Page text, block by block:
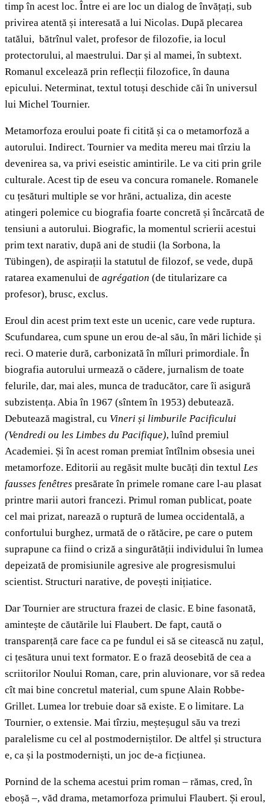
timp în acest loc. Între ei are loc un dialog de învățați, sub
privirea atentă și interesată a lui Nicolas. După plecarea
tatălui, bătrînul valet, profesor de filozofie, ia locul
protectorului, al maestrului. Dar și al mamei, în subtext.
Romanul excelează prin reflecții filozofice, în dauna
epicului. Neterminat, textul totuși deschide căi în universul
lui Michel Tournier.
Metamorfoza eroului poate fi citită și ca o metamorfoză a
autorului. Indirect. Tournier va medita mereu mai tîrziu la
devenirea sa, va privi eseistic amintirile. Le va citi prin grile
culturale. Acest tip de eseu va concura romanele. Romanele
cu țesături multiple se vor hrăni, actualiza, din aceste
atingeri polemice cu biografia foarte concretă și încărcată de
tensiuni a autorului. Biografic, la momentul scrierii acestui
prim text narativ, după ani de studii (la Sorbona, la
Tübingen), de aspirații la statutul de filozof, se vede, după
ratarea examenului de agrégation (de titularizare ca
profesor), brusc, exclus.
Eroul din acest prim text este un ucenic, care vede ruptura.
Scufundarea, cum spune un erou de-al său, în mări lichide și
reci. O materie dură, carbonizată în mîluri primordiale. În
biografia autorului urmează o cădere, jurnalism de toate
felurile, dar, mai ales, munca de traducător, care îi asigură
subzistența. Abia în 1967 (sîntem în 1953) debutează.
Debutează magistral, cu Vineri și limburile Pacificului
(Vendredi ou les Limbes du Pacifique), luînd premiul
Academiei. Și în acest roman premiat întîlnim obsesia unei
metamorfoze. Editorii au regăsit multe bucăți din textul Les
fausses fenêtres presărate în primele romane care l-au plasat
printre marii autori francezi. Primul roman publicat, poate
cel mai prizat, narează o ruptură de lumea occidentală, a
confortului burghez, urmată de o rătăcire, pe care o putem
suprapune ca fiind o criză a singurătății individului în lumea
depeizată de promisiunile agresive ale progresismului
scientist. Structuri narative, de povești inițiatice.
Dar Tournier are structura frazei de clasic. E bine fasonată,
amintește de căutările lui Flaubert. De fapt, caută o
transparență care face ca pe fundul ei să se citească nu zațul,
ci țesătura unui text formator. E o frază deosebită de cea a
scriitorilor Noului Roman, care, prin aluvionare, vor să redea
cît mai bine concretul material, cum spune Alain Robbe-
Grillet. Lumea lor trebuie doar să existe. E o limitare. La
Tournier, o extensie. Mai tîrziu, meșteșugul său va trezi
paralelisme cu cel al postmoderniștilor. De altfel și structura
e, ca și la postmoderniști, un joc de-a ficțiunea.
Pornind de la schema acestui prim roman – rămas, cred, în
eboșă –, văd drama, metamorfoza primului Flaubert. Și eroul,